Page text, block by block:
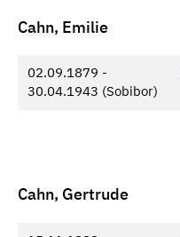
Cahn, Emilie
02.09.1879 -
30.04.1943 (Sobibor)
Cahn, Gertrude